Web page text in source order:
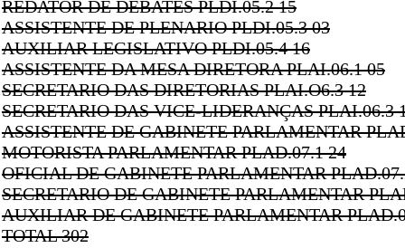
REDATOR DE DEBATES PLDI.05.2 15
ASSISTENTE DE PLENARIO PLDI.05.3 03
AUXILIAR LEGISLATIVO PLDI.05.4 16
ASSISTENTE DA MESA DIRETORA PLAI.06.1 05
SECRETARIO DAS DIRETORIAS PLAI.O6.3 12
SECRETARIO DAS VICE-LIDERANÇAS PLAI.06.3
ASSISTENTE DE GABINETE PARLAMENTAR
MOTORISTA PARLAMENTAR PLAD.07.1 24
OFICIAL DE GABINETE PARLAMENTAR
SECRETARIO DE GABINETE PARLAMENTAR
AUXILIAR DE GABINETE PARLAMENTAR
TOTAL 302